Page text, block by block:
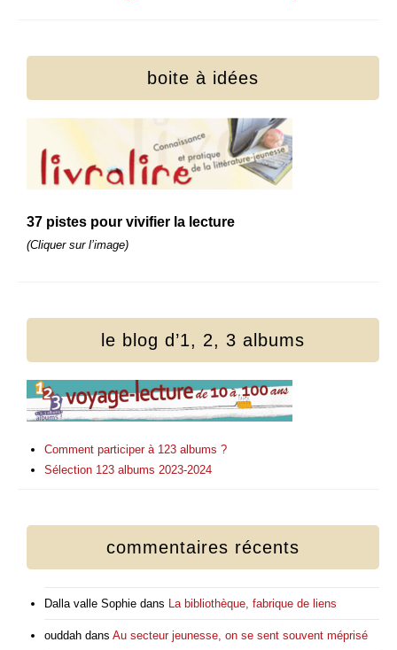
boite à idées
37 pistes pour vivifier la lecture
(Cliquer sur l’image)
le blog d’1, 2, 3 albums
Comment participer à 123 albums ?
Sélection 123 albums 2023-2024
commentaires récents
Dalla valle Sophie dans La bibliothèque, fabrique de liens
ouddah dans Au secteur jeunesse, on se sent souvent méprisé